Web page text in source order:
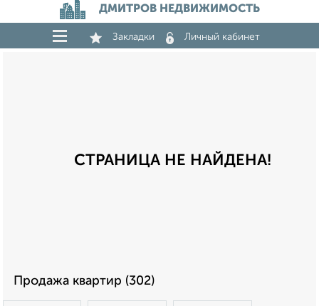
ДМИТРОВ НЕДВИЖИМОСТЬ
Закладки Личный кабинет
СТРАНИЦА НЕ НАЙДЕНА!
Продажа квартир (302)